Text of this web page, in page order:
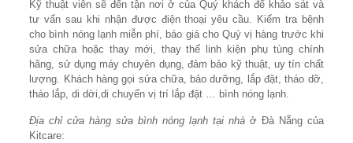
Kỹ thuật viên sẽ đến tận nơi ở của Quý khách để khảo sát và
tư vấn sau khi nhận được điện thoại yêu cầu. Kiểm tra bệnh
cho bình nóng lạnh miễn phí, báo giá cho Quý vị hàng trước khi
sửa chữa hoặc thay mới, thay thế linh kiện phụ tùng chính
hãng, sử dụng máy chuyên dụng, đảm bảo kỹ thuật, uy tín chất
lượng. Khách hàng gọi sửa chữa, bảo dưỡng, lắp đặt, tháo dỡ,
tháo lắp, di dời,di chuyển vị trí lắp đặt … bình nóng lạnh.
Địa chỉ cửa hàng sửa bình nóng lạnh tại nhàở Đà Nẵng của
Kitcare: